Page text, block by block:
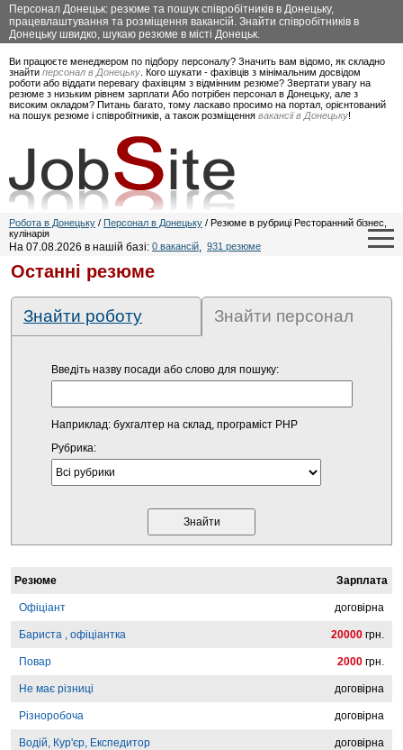
Персонал Донецьк: резюме та пошук співробітників в Донецьку,
працевлаштування та розміщення вакансій. Знайти співробітників в
Донецьку швидко, шукаю резюме в місті Донецьк.
Ви працюєте менеджером по підбору персоналу? Значить вам відомо, як складно
знайти персонал в Донецьку . Кого шукати - фахівців з мінімальним досвідом
роботи або віддати перевагу фахівцям з відмінним резюме? Звертати увагу на
резюме з низьким рівнем зарплати Або потрібен персонал в Донецьку, але з
високим окладом? Питань багато, тому ласкаво просимо на портал, орієнтований
на пошук резюме і співробітників, а також розміщення вакансії в Донецьку!
Робота в Донецьку / Персонал в Донецьку / Резюме в рубриці Ресторанний бізнес,
кулінарія
На 07.08.2026 в нашій базі: 0 вакансій, 931 резюме
Останні резюме
Знайти роботу Знайти персонал
Введіть назву посади або слово для пошуку:
Наприклад: бухгалтер на склад, програміст PHP
Рубрика:
Резюме Зарплата
Офіціант договірна
Бариста , офіціантка 20000 грн.
Повар 2000 грн.
Не має різниці договірна
Різноробоча договірна
Водій, Кур'єр, Експедитор договірна